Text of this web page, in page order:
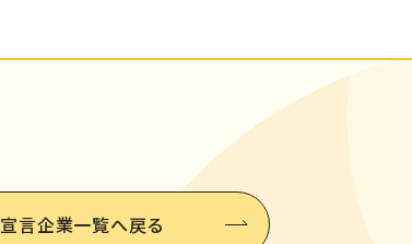
宣言企業一覧へ戻る